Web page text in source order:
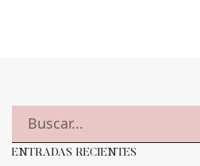
ENTRADAS RECIENTES